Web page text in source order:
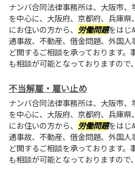
ナンバ合同法律事務所は、大阪市
を中心に、大阪府、京都府、兵庫
にお住いの方から、 労働問題をはじ
通事故、不動産、借金問題、外国
ど関するご相談を承っております。
も相談が可能となっておりますので
不当解雇・雇い止め
ナンバ合同法律事務所は、大阪市
を中心に、大阪府、京都府、兵庫
にお住いの方から、 労働問題をはじ
通事故、不動産、借金問題、外国
ど関するご相談を承っております。
も相談が可能となっておりますので